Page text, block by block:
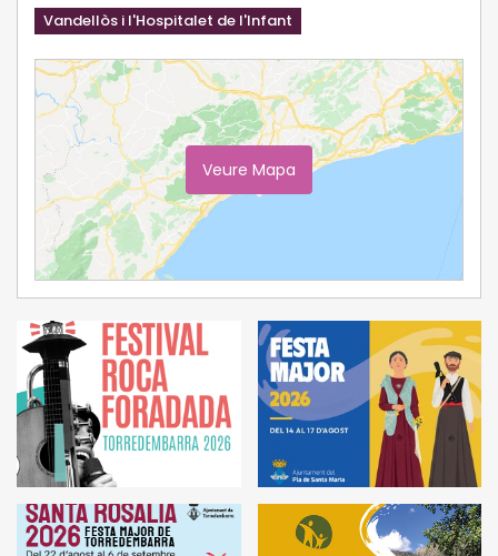
Vandellòs i l'Hospitalet de l'Infant
Veure Mapa